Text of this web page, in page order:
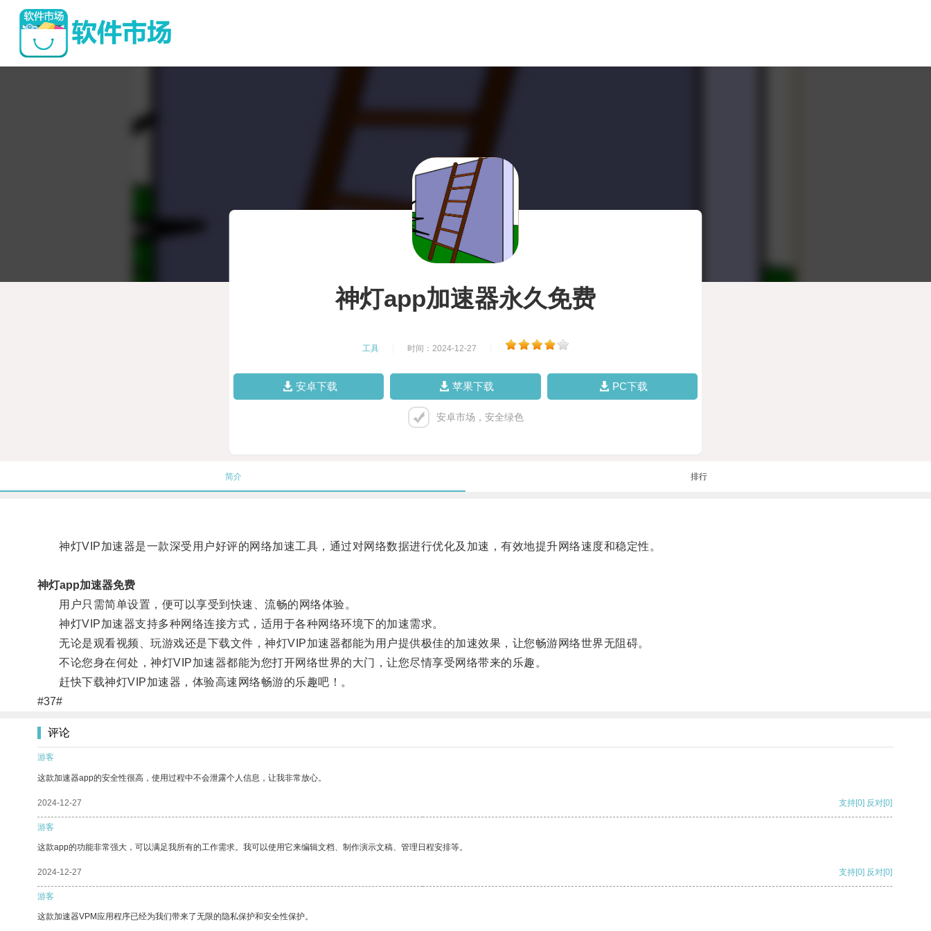
神灯app加速器永久免费
工具 时间：2024-12-27
安卓下载 苹果下载 PC下载
安卓市场，安全绿色
简介 排行
神灯VIP加速器是一款深受用户好评的网络加速工具，通过对网络数据进行优化及加速，有效地提升网络速度和稳定性。
神灯app加速器免费
用户只需简单设置，便可以享受到快速、流畅的网络体验。
神灯VIP加速器支持多种网络连接方式，适用于各种网络环境下的加速需求。
无论是观看视频、玩游戏还是下载文件，神灯VIP加速器都能为用户提供极佳的加速效果，让您畅游网络世界无阻碍。
不论您身在何处，神灯VIP加速器都能为您打开网络世界的大门，让您尽情享受网络带来的乐趣。
赶快下载神灯VIP加速器，体验高速网络畅游的乐趣吧！。
#37#
评论
游客
这款加速器app的安全性很高，使用过程中不会泄露个人信息，让我非常放心。
2024-12-27 支持[0] 反对[0]
游客
这款app的功能非常强大，可以满足我所有的工作需求。我可以使用它来编辑文档、制作演示文稿、管理日程安排等。
2024-12-27 支持[0] 反对[0]
游客
这款加速器VPM应用程序已经为我们带来了无限的隐私保护和安全性保护。